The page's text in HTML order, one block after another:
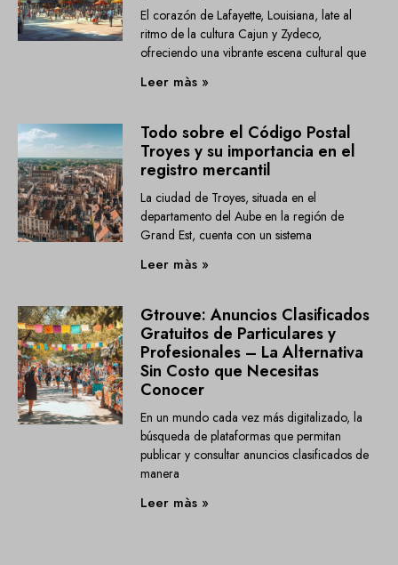
El corazón de Lafayette, Louisiana, late al
ritmo de la cultura Cajun y Zydeco,
ofreciendo una vibrante escena cultural que
Leer màs »
Todo sobre el Código Postal
Troyes y su importancia en el
registro mercantil
La ciudad de Troyes, situada en el
departamento del Aube en la región de
Grand Est, cuenta con un sistema
Leer màs »
Gtrouve: Anuncios Clasificados
Gratuitos de Particulares y
Profesionales – La Alternativa
Sin Costo que Necesitas
Conocer
En un mundo cada vez más digitalizado, la
búsqueda de plataformas que permitan
publicar y consultar anuncios clasificados de
manera
Leer màs »